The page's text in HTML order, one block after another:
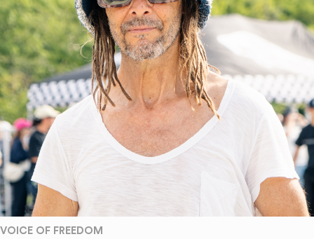
VOICE OF FREEDOM